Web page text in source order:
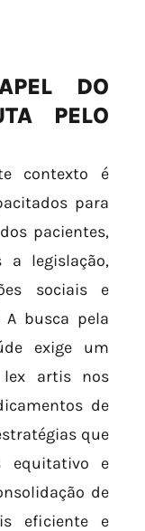
DO
PELO
contexto é
para
pacientes,
a legislação,
sociais e
A busca pela
exige um
lex artis nos
de
que
equitativo e
de
eficiente e